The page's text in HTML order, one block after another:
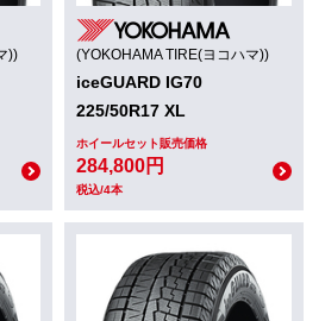
)) (YOKOHAMA TIRE(ヨコハマ))
iceGUARD IG70
225/50R17 XL
ホイールセット販売価格
284,800円
税込/4本